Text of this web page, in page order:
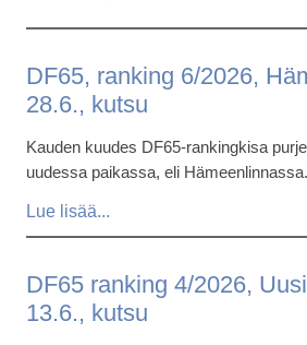
DF65, ranking 6/2026,
28.6., kutsu
Kauden kuudes DF65-rankingkisa
uudessa paikassa, eli
DF65 ranking 4/2026,
13.6., kutsu